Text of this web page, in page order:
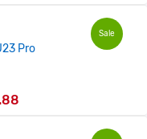
Sale
Pro